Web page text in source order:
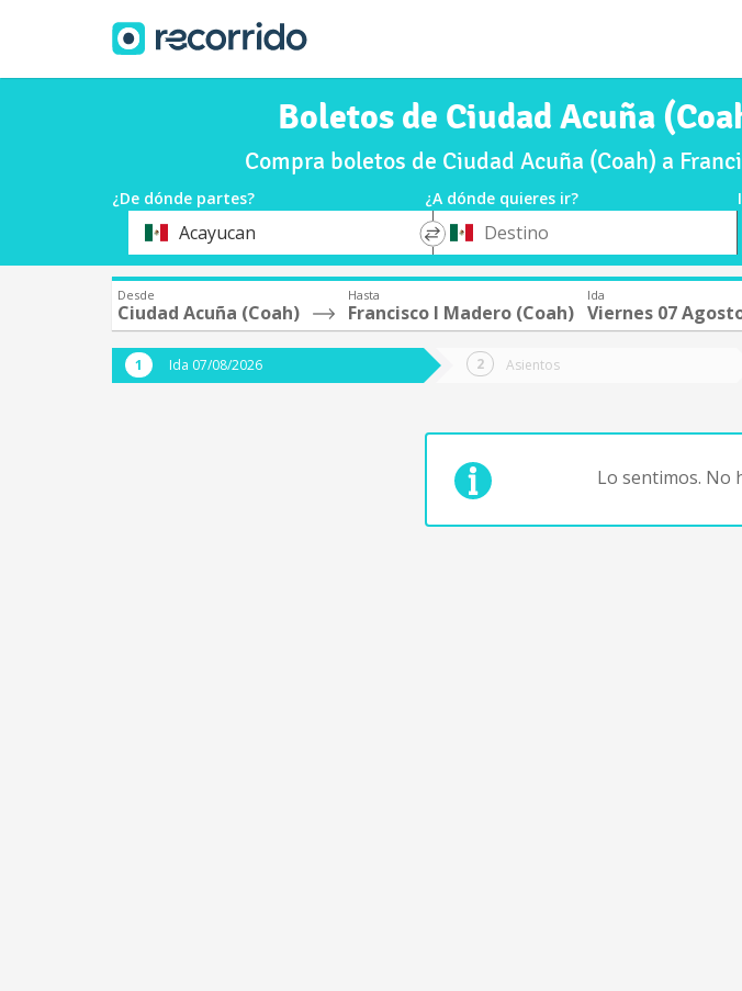
Boletos de Ciudad Acuña
Compra boletos de Ciudad Acuña (Coah) a
¿De dónde partes? ¿A dónde quieres ir?
OrigenAcayucan
*
Destino
Desde
Ciudad Acuña (Coah)
Hasta
Francisco I Madero (Coah)
Ida
Viernes 07
Ida 07/08/2026 Asientos
Lo sentimos. No